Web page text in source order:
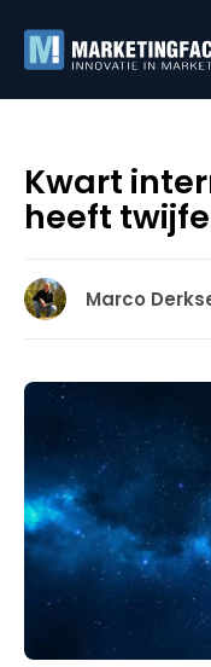
Kwart
heeft
Marco